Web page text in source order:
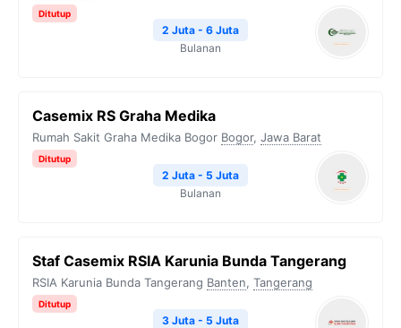
Ditutup
2 Juta - 6 Juta
Bulanan
Casemix RS Graha Medika
Rumah Sakit Graha Medika Bogor Bogor, Jawa Barat
Ditutup
2 Juta - 5 Juta
Bulanan
Staf Casemix RSIA Karunia Bunda Tangerang
RSIA Karunia Bunda Tangerang Banten, Tangerang
Ditutup
3 Juta - 5 Juta